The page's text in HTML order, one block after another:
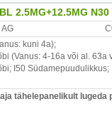
2.5MG+12.5MG N30
AG
kuni 4a);
(Vanus: 4-16a või al. 63a
; I50 Südamepuudulikkus;
tähelepanelikult